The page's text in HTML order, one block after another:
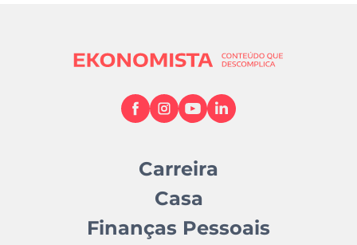
Carreira
Casa
Finanças Pessoais